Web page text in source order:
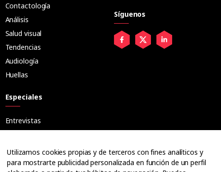
Contactología
Análisis
Salud visual
Tendencias
Audiología
Huellas
Especiales
Entrevistas
Ópticos
Cuadernos
Síguenos
Utilizamos cookies propias y de terceros con fines analíticos y
para mostrarte publicidad personalizada en función de un perfil